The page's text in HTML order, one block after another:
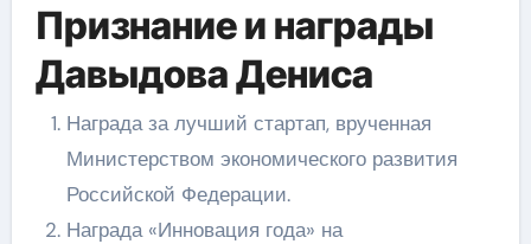
Признание и награды
Давыдова Дениса
Награда за лучший стартап, врученная
Министерством экономического развития
Российской Федерации.
Награда «Инновация года» на